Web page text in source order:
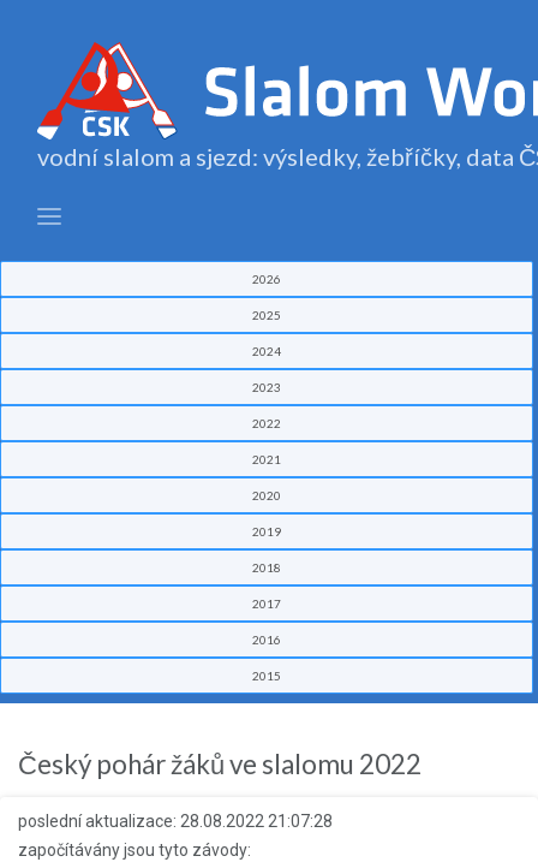
vodní slalom a sjezd: výsledky, žebříčky, data
2026
2025
2024
2023
2022
2021
2020
2019
2018
2017
2016
2015
Český pohár žáků ve slalomu 2022
poslední aktualizace: 28.08.2022 21:07:28
započítávány jsou tyto závody: